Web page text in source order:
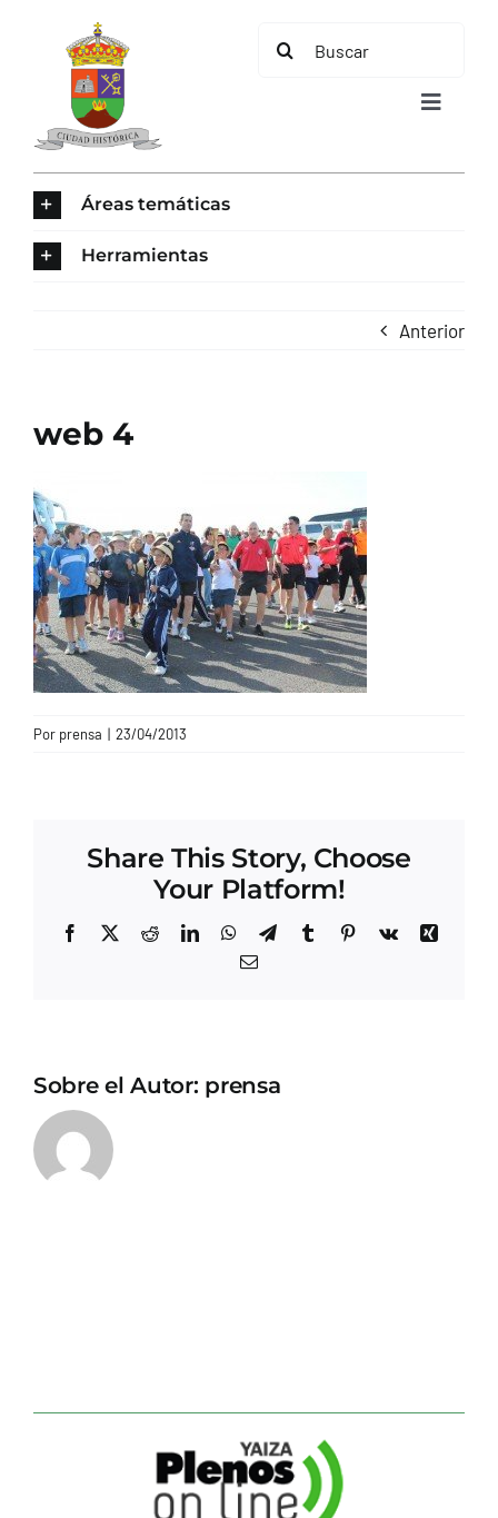
contenido
Buscar:
Toggle
CONTACTO
Áreas temáticas
Herramientas
Anterior
web 4
Por prensa | 23/04/2013
Share This Story, Choose
Your Platform!
Facebook
X RedditLinkedInWhatsApp
TelegramTumblrPinterest
Vk
Xing
Correo
Sobre el Autor: prensa